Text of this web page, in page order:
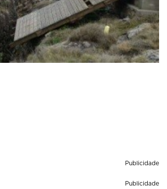
Publicidade
Publicidade